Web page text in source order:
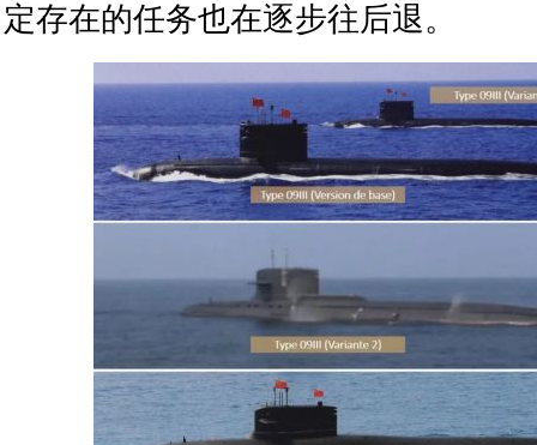
定存在的任务也在逐步往后退。